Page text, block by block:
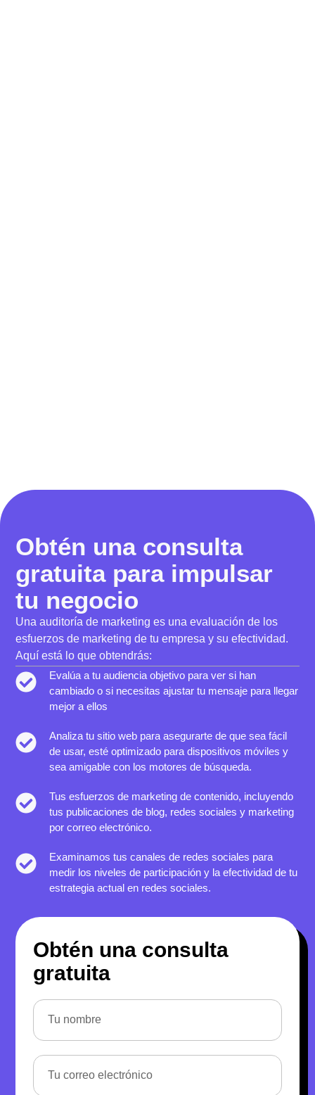
Obtén una consulta
gratuita para impulsar
tu negocio
Una auditoría de marketing es una evaluación de los
esfuerzos de marketing de tu empresa y su efectividad.
Aquí está lo que obtendrás:
Evalúa a tu audiencia objetivo para ver si han
cambiado o si necesitas ajustar tu mensaje para llegar
mejor a ellos
Analiza tu sitio web para asegurarte de que sea fácil
de usar, esté optimizado para dispositivos móviles y
sea amigable con los motores de búsqueda.
Tus esfuerzos de marketing de contenido, incluyendo
tus publicaciones de blog, redes sociales y marketing
por correo electrónico.
Examinamos tus canales de redes sociales para
medir los niveles de participación y la efectividad de tu
estrategia actual en redes sociales.
Obtén una consulta
gratuita